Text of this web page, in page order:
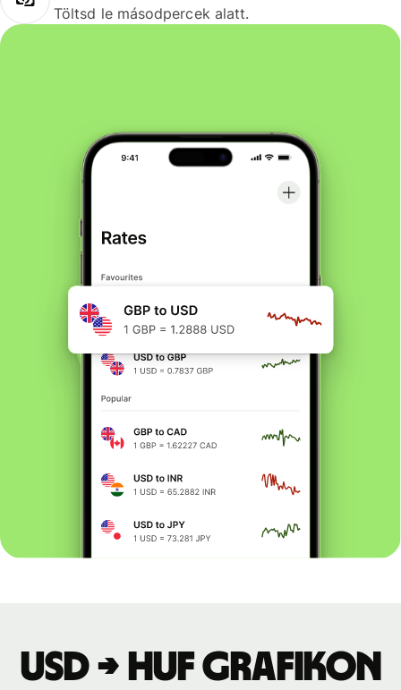
Töltsd le másodpercek alatt.
USD → HUF grafikon